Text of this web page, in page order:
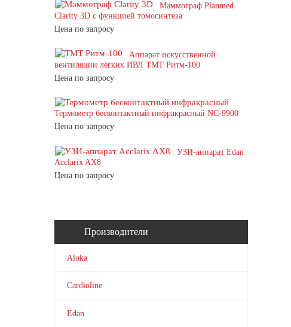
Маммограф Planmed
Clarity 3D с функцией томосинтеза
Цена по запросу
Аппарат искусственной
вентиляции легких ИВЛ ТМТ Ритм-100
Цена по запросу
Термометр бесконтактный инфракрасный NC-9900
Цена по запросу
УЗИ-аппарат Edan
Acclarix AX8
Цена по запросу
Производители
Aloka
Cardioline
Edan